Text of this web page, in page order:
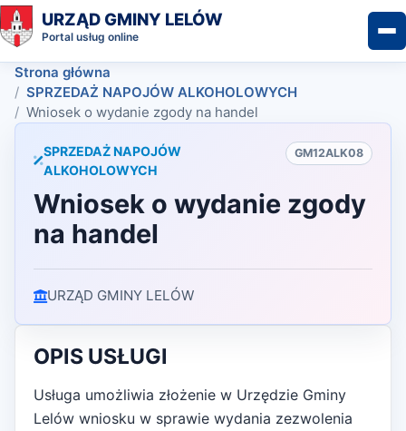
URZĄD GMINY LELÓW
Portal usług online
Strona główna
SPRZEDAŻ NAPOJÓW ALKOHOLOWYCH
Wniosek o wydanie zgody na handel
SPRZEDAŻ NAPOJÓW
ALKOHOLOWYCH
GM12ALK08
Wniosek o wydanie zgody
na handel
URZĄD GMINY LELÓW
OPIS USŁUGI
Usługa umożliwia złożenie w Urzędzie Gminy
Lelów wniosku w sprawie wydania zezwolenia